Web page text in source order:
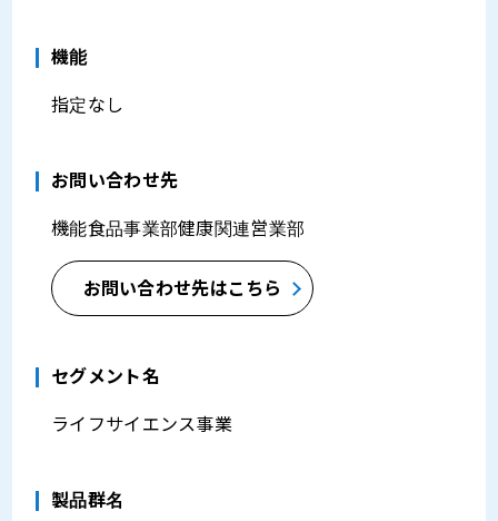
機能
指定なし
お問い合わせ先
機能食品事業部健康関連営業部
お問い合わせ先はこちら
セグメント名
ライフサイエンス事業
製品群名